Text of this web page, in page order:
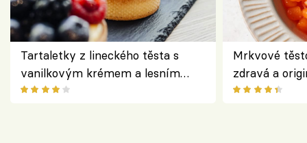
Tartaletky z lineckého těsta s
vanilkovým krémem a lesním
ovocem podle Bread Society
Mrkvové
zdravá a
klasiky